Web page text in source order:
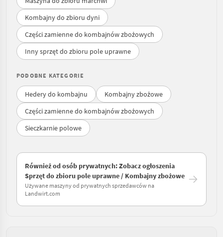
Kombajny do zbioru dyni
Części zamienne do kombajnów zbożowych
Inny sprzęt do zbioru pole uprawne
PODOBNE KATEGORIE
Hedery do kombajnu
Kombajny zbożowe
Części zamienne do kombajnów zbożowych
Sieczkarnie polowe
Również od osób prywatnych: Zobacz ogłoszenia
Sprzęt do zbioru pole uprawne / Kombajny zbożowe
Używane maszyny od prywatnych sprzedawców na
Landwirt.com